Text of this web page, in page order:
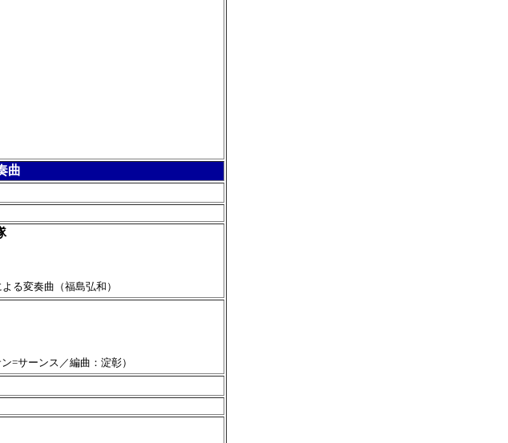
曲
る変奏曲（福島弘和）
=サーンス／編曲：淀彰）